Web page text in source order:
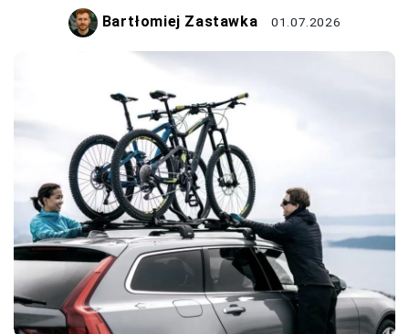
Bartłomiej Zastawka 01.07.2026